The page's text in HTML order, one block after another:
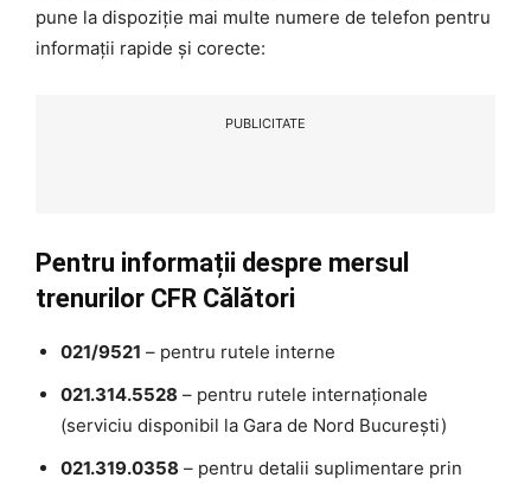
pune la dispoziție mai multe numere de telefon pentru
informații rapide și corecte:
PUBLICITATE
Pentru informații despre mersul
trenurilor CFR Călători
021/9521 – pentru rutele interne
021.314.5528 – pentru rutele internaționale
(serviciu disponibil la Gara de Nord București)
021.319.0358 – pentru detalii suplimentare prin